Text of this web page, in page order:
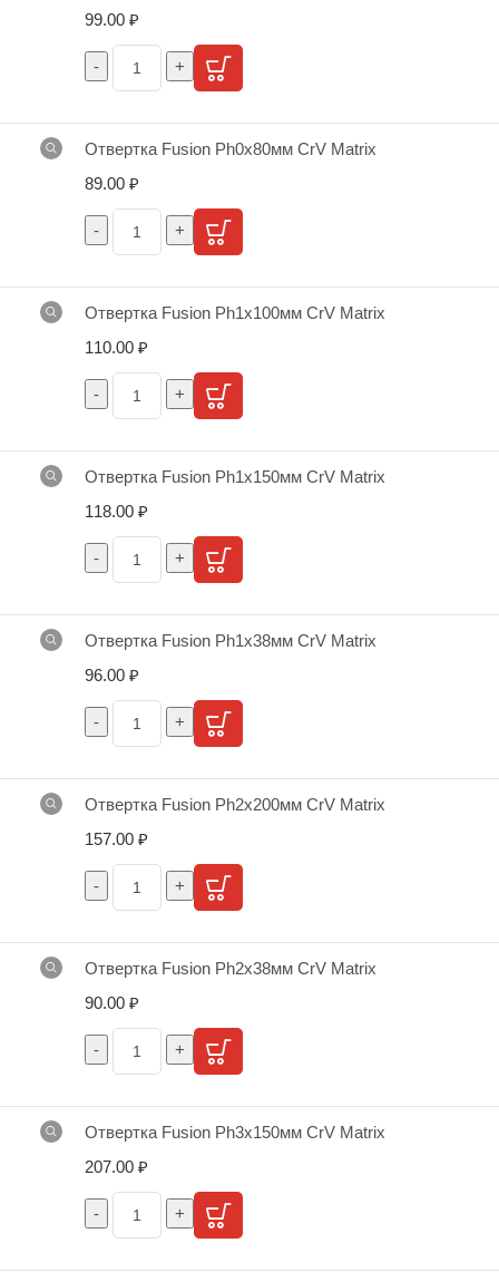
99.00 ₽
Отвертка Fusion Ph0х80мм CrV Matrix
89.00 ₽
Отвертка Fusion Ph1х100мм CrV Matrix
110.00 ₽
Отвертка Fusion Ph1х150мм CrV Matrix
118.00 ₽
Отвертка Fusion Ph1х38мм CrV Matrix
96.00 ₽
Отвертка Fusion Ph2х200мм CrV Matrix
157.00 ₽
Отвертка Fusion Ph2х38мм CrV Matrix
90.00 ₽
Отвертка Fusion Ph3х150мм CrV Matrix
207.00 ₽